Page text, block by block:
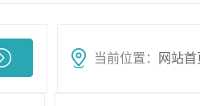
当前位置： 网站首